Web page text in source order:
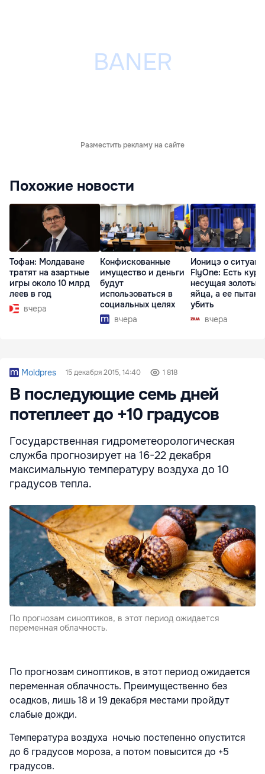
Разместить рекламу на сайте
Похожие новости
Тофан: Молдаване
тратят на азартные
игры около 10 млрд
леев в год
вчера
Конфискованные
имущество и деньги
будут
использоваться в
социальных целях
вчера
Ионицэ о
FlyOne: Есть
несущая золотые
яйца, а ее
убить
вчера
Moldpres 15 декабря 2015, 14:40 1 818
В последующие семь дней
потеплеет до +10 градусов
Государственная гидрометеорологическая
служба прогнозирует на 16-22 декабря
максимальную температуру воздуха до 10
градусов тепла.
По прогнозам синоптиков, в этот период ожидается
переменная облачность.
По прогнозам синоптиков, в этот период ожидается
переменная облачность. Преимущественно без
осадков, лишь 18 и 19 декабря местами пройдут
слабые дожди.
Температура воздуха ночью постепенно опустится
до 6 градусов мороза, а потом повысится до +5
градусов.